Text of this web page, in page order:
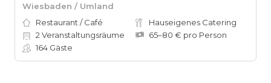
Wiesbaden / Umland
Restaurant / Café
Hauseigenes Catering
2 Veranstaltungsräume
65–80 € pro Person
164 Gäste